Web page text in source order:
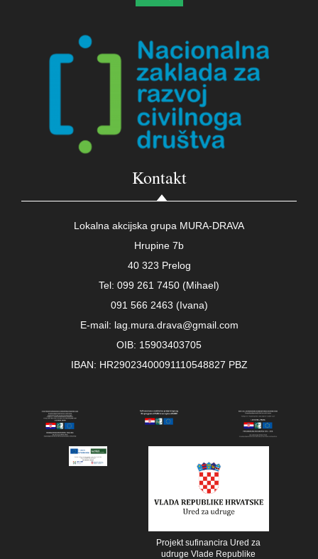
Kontakt
Lokalna akcijska grupa MURA-DRAVA
Hrupine 7b
40 323 Prelog
Tel: 099 261 7450 (Mihael)
091 566 2463 (Ivana)
E-mail: lag.mura.drava@gmail.com
OIB: 15903403705
IBAN: HR29023400091110548827 PBZ
Projekt sufinancira Ured za
udruge Vlade Republike